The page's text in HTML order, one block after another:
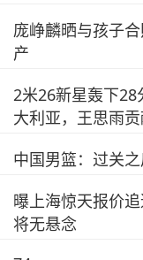
庞峥麟晒与孩子
产
2米26新星轰下28
大利亚，王思雨
中国男篮：过关
曝上海惊天报价
将无悬念